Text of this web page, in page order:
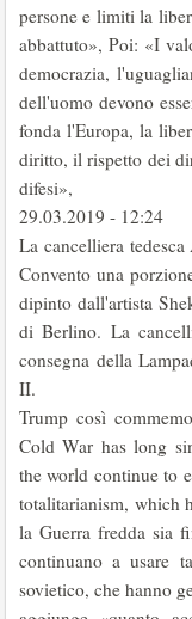
persone e limiti la
abbattuto», Poi: «I
democrazia,
dell'uomo devono
fonda l'Europa, la
diritto, il rispetto dei
difesi»,
29.03.2019 - 12:24
La cancelliera
Convento una
dipinto dall'artista
di Berlino. La
consegna della
II.
Trump così
Cold War has long
the world continue to
totalitarianism, which
la Guerra fredda sia
continuano a usare
sovietico, che hanno